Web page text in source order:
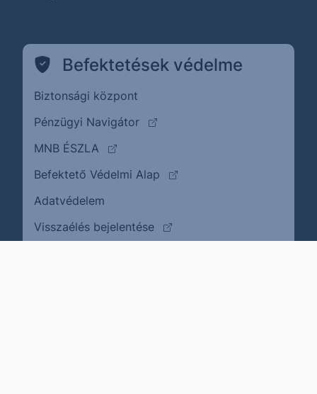
Befektetések védelme
Biztonsági központ
Pénzügyi Navigátor
(külső oldalra ugrik)
MNB ÉSZLA
(külső oldalra ugrik)
Befektető Védelmi Alap
(külső oldalra ugrik)
Adatvédelem
Visszaélés bejelentése
(külső oldalra ugrik)